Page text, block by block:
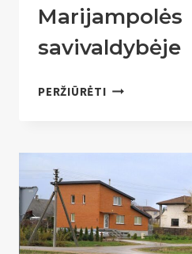
Marijampolės
savivaldybėje
PERŽIŪRĖTIILGIAUSIA